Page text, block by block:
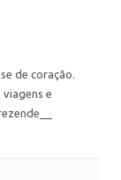
de coração.
viagens e